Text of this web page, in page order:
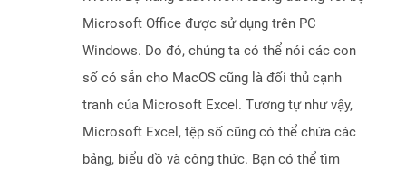
Microsoft Office được sử dụng trên PC
Windows. Do đó, chúng ta có thể nói các con
số có sẵn cho MacOS cũng là đối thủ cạnh
tranh của Microsoft Excel. Tương tự như vậy,
Microsoft Excel, tệp số cũng có thể chứa các
bảng, biểu đồ và công thức. Bạn có thể tìm